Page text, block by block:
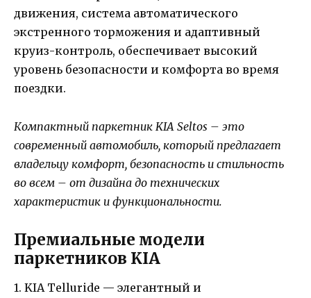
движения, система автоматического
экстренного торможения и адаптивный
круиз-контроль, обеспечивает высокий
уровень безопасности и комфорта во время
поездки.
Компактный паркетник KIA Seltos – это
современный автомобиль, который предлагает
владельцу комфорт, безопасность и стильность
во всем – от дизайна до технических
характеристик и функциональности.
Премиальные модели
паркетников KIA
1. KIA Telluride — элегантный и